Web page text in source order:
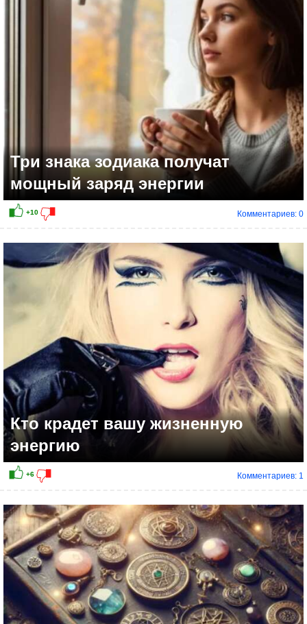
+12
Три знака зодиака получат
мощный заряд энергии
Комментариев: 0
Кто крадет вашу жизненную
энергию
Комментариев: 1